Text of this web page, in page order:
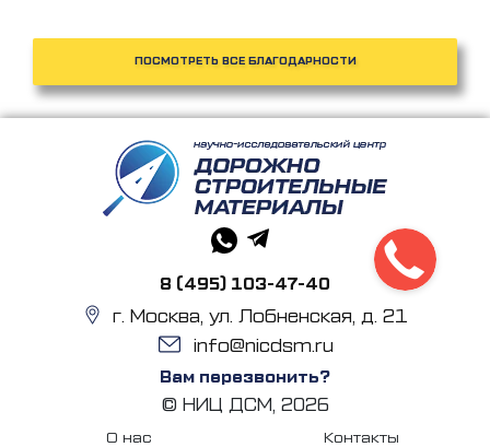
ПОСМОТРЕТЬ ВСЕ БЛАГОДАРНОСТИ
О нас Контакты
8 (495) 103-47-40
г. Москва, ул. Лобненская, д. 21
info@nicdsm.ru
Вам перезвонить?
© НИЦ ДСМ, 2026